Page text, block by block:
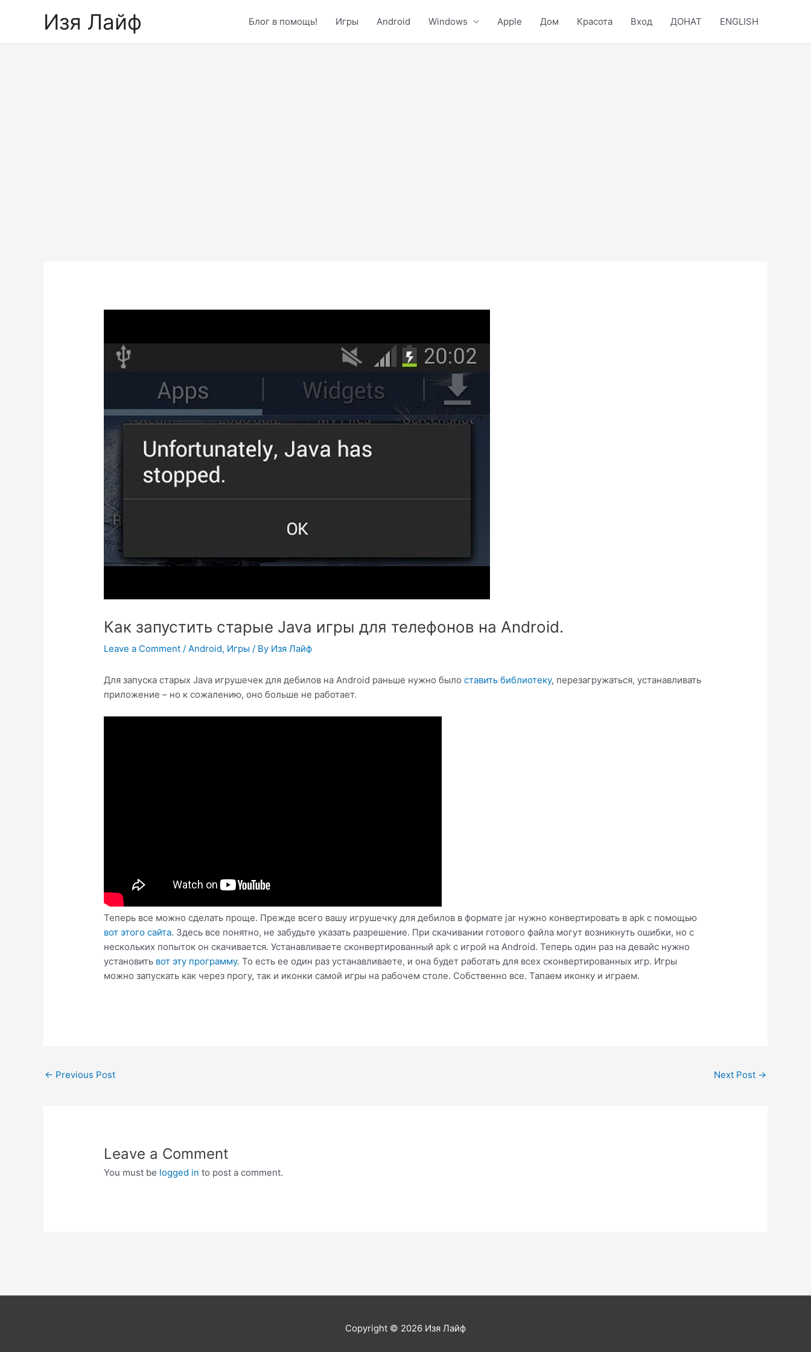
Изя Лайф Блог в помощь! Игры Android Windows Apple Дом Красота Вход ДОНАТ ENGLISH
Как запустить старые Java игры для телефонов на Android.
Leave a Comment /Android, Игры / By Изя Лайф
Для запуска старых Java игрушечек для дебилов на Android раньше нужно былоставить библиотеку, перезагружаться, устанавливать
приложение – но к сожалению, оно больше не работает.
Теперь все можно сделать проще. Прежде всего вашу игрушечку для дебилов в формате jar нужно конвертировать в apk с помощью
вот этого сайта. Здесь все понятно, не забудьте указать разрешение. При скачивании готового файла могут возникнуть ошибки, но с
нескольких попыток он скачивается. Устанавливаете сконвертированный apk с игрой на Android. Теперь один раз на девайс нужно
установить вот эту программу. То есть ее один раз устанавливаете, и она будет работать для всех сконвертированных игр. Игры
можно запускать как через прогу, так и иконки самой игры на рабочем столе. Собственно все. Тапаем иконку и играем.
Post
← Previous Post Next Post →
Leave a Comment
You must be logged in to post a comment.
Copyright © 2026 Изя Лайф